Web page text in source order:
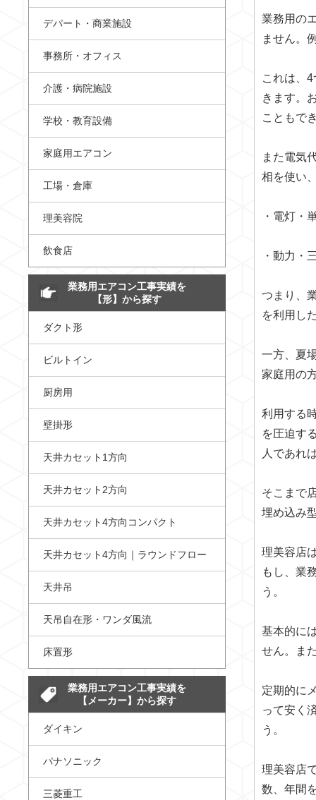
業務用の
ません。
これは、
きます。
こともで
また電気
相を使い
・電灯・
・動力・
つまり、
を利用し
一方、夏
家庭用の
利用する
を圧迫す
人であれ
そこまで
埋め込み
理美容店
もし、業
う。
基本的に
せん。ま
定期的に
って安く
う。
理美容店
数、年間
デパート・商業施設
事務所・オフィス
介護・病院施設
学校・教育設備
家庭用エアコン
工場・倉庫
理美容院
飲食店
業務用エアコン工事実績を
【形】から探す
ダクト形
ビルトイン
厨房用
壁掛形
天井カセット1方向
天井カセット2方向
天井カセット4方向コンパクト
天井カセット4方向｜ラウンドフロー
天井吊
天吊自在形・ワンダ風流
床置形
業務用エアコン工事実績を
【メーカー】から探す
ダイキン
パナソニック
三菱重工